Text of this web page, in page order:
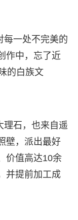
每一处不完美的
作中，忘了近
的白族文
理石，也来自遥
壁，派出最好
价值高达10余
并提前加工成